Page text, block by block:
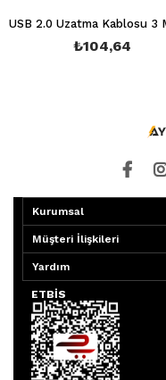
₺104,64
Kurumsal
Müşteri İlişkileri
Yardım
ETBİS